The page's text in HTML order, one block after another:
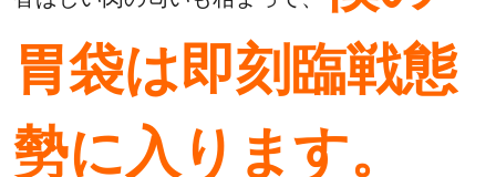
胃袋は即刻臨戦態
勢に入ります。